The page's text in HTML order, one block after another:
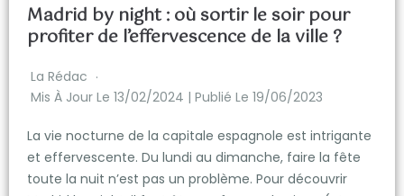
Madrid by night : où sortir le soir pour
profiter de l’effervescence de la ville ?
La Rédac
Mis À Jour Le 13/02/2024 | Publié Le 19/06/2023
La vie nocturne de la capitale espagnole est intrigante
et effervescente. Du lundi au dimanche, faire la fête
toute la nuit n’est pas un problème. Pour découvrir